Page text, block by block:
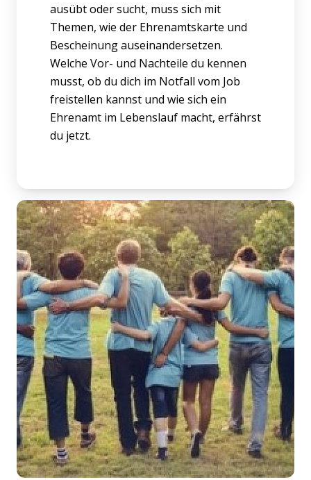
ausübt oder sucht, muss sich mit
Themen, wie der Ehrenamtskarte und
Bescheinung auseinandersetzen.
Welche Vor- und Nachteile du kennen
musst, ob du dich im Notfall vom Job
freistellen kannst und wie sich ein
Ehrenamt im Lebenslauf macht, erfährst
du jetzt.